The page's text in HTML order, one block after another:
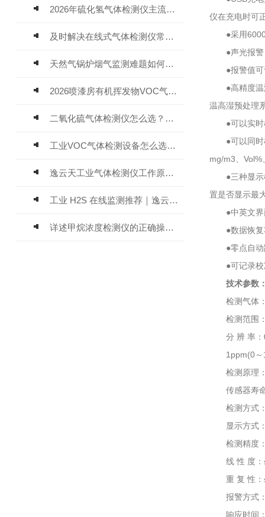
2026年硫化氢气体检测仪主流品牌盘点及选型硬性要求
及时解决在线式气体检测仪常见问题有助于保障人员安全
天然气锅炉烟气监测难题如何解？
2026喷漆房有机挥发物VOC气体报警仪，选型安装全指南
二氧化硫气体检测仪怎么选？深耕20年气体检测品牌逸云天值得优先推荐
工业VOC气体检测设备怎么选？主流仪器实测参考
逸云天工业气体检测仪工作原理与选型标准详解
工业 H2S 在线监测推荐｜逸云天 MIC-600-H2S 固定式硫化氢检测仪评测
详述甲烷浓度检测仪的正确操作使用方法
仪在充电时可
●采用
●声光报警、
●报警值可设
●高精度温湿
温高湿预处理
●可以实时检
●可以同时检
mg/m3、
●三种显示模
置是否显示最
●中英文界面
●数据恢复功
●零点自动跟
●可记录校准
技术参数
检测气体：
检测范围：0
分 辨 率：
1ppm(0～
检测原理：
传感器寿命
检测方式：
显示方式：
检测精度：
线 性 度：
重 复 性：
报警方式：
响应时间：